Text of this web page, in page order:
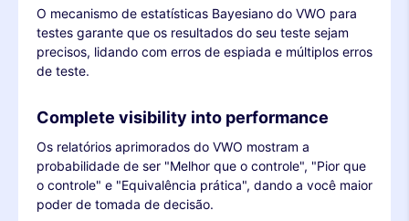
O mecanismo de estatísticas Bayesiano do VWO para
testes garante que os resultados do seu teste sejam
precisos, lidando com erros de espiada e múltiplos erros
de teste.
Complete visibility into performance
Os relatórios aprimorados do VWO mostram a
probabilidade de ser "Melhor que o controle", "Pior que
o controle" e "Equivalência prática", dando a você maior
poder de tomada de decisão.